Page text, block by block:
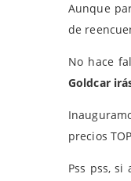
Aunque
de
No hace
Goldcar
precios
Pss pss, si